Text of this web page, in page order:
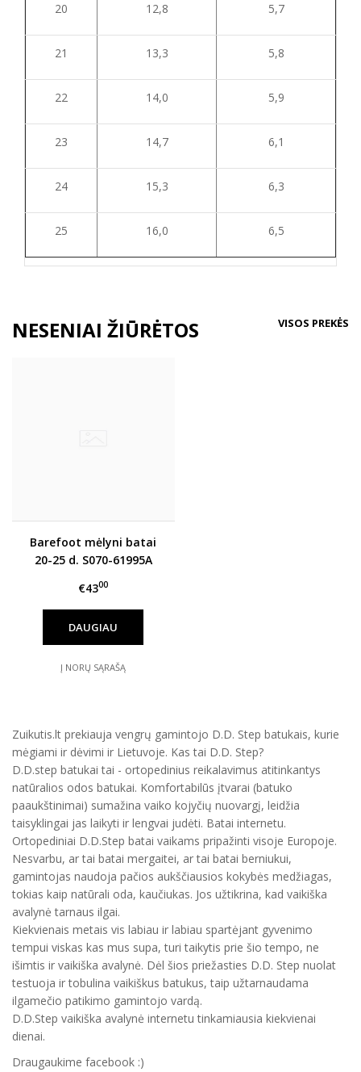
20 12,8 5,7
21 13,3 5,8
22 14,0 5,9
23 14,7 6,1
24 15,3 6,3
25 16,0 6,5
NESENIAI ŽIŪRĖTOS VISOS PREKĖS
Barefoot mėlyni batai
20-25 d. S070-61995A
€4300
DAUGIAU
Į NORŲ SĄRAŠĄ
Zuikutis.lt prekiauja vengrų gamintojo D.D. Step batukais, kurie
mėgiami ir dėvimi ir Lietuvoje. Kas tai D.D. Step?
D.D.step batukai tai - ortopedinius reikalavimus atitinkantys
natūralios odos batukai. Komfortabilūs įtvarai (batuko
paaukštinimai) sumažina vaiko kojyčių nuovargį, leidžia
taisyklingai jas laikyti ir lengvai judėti. Batai internetu.
Ortopediniai D.D.Step batai vaikams pripažinti visoje Europoje.
Nesvarbu, ar tai batai mergaitei, ar tai batai berniukui,
gamintojas naudoja pačios aukščiausios kokybės medžiagas,
tokias kaip natūrali oda, kaučiukas. Jos užtikrina, kad vaikiška
avalynė tarnaus ilgai.
Kiekvienais metais vis labiau ir labiau spartėjant gyvenimo
tempui viskas kas mus supa, turi taikytis prie šio tempo, ne
išimtis ir vaikiška avalynė. Dėl šios priežasties D.D. Step nuolat
testuoja ir tobulina vaikiškus batukus, taip užtarnaudama
ilgamečio patikimo gamintojo vardą.
D.D.Step vaikiška avalynė internetu tinkamiausia kiekvienai
dienai.
Draugaukime facebook :)